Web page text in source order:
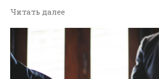
Читать далее